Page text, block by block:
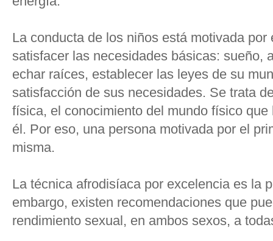
La conducta de los niños está motivada
satisfacer las necesidades básicas: sueño,
echar raíces, establecer las leyes de su
satisfacción de sus necesidades. Se trata
física, el conocimiento del mundo físico
él. Por eso, una persona motivada por el
misma.
La técnica afrodisíaca por excelencia es la
embargo, existen recomendaciones que
rendimiento sexual, en ambos sexos, a